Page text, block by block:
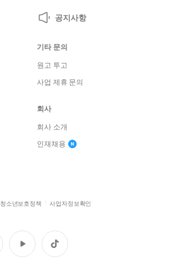
공지사항
기타 문의
원고 투고
사업 제휴 문의
회사
회사 소개
인재채용
청소년보호정책 사업자정보확인
유
튜
틱
톡